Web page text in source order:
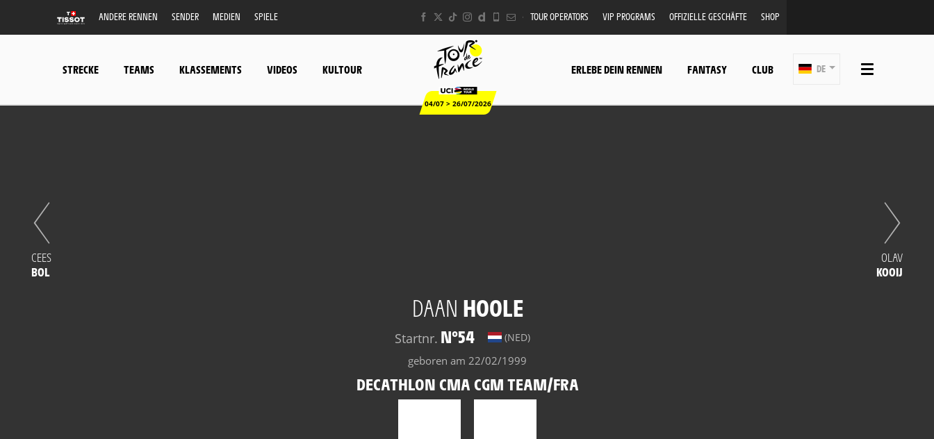
ANDERE RENNEN SENDER MEDIEN SPIELE TOUR OPERATORS VIP PROGRAMS OFFIZIELLE GESCHÄFTE SHOP
STRECKE TEAMS KLASSEMENTS VIDEOS KULTOUR
04/07 > 26/07/2026
ERLEBE DEIN RENNEN FANTASY CLUB DE
DAAN HOOLE
Startnr. N°54 (NED)
geboren am 22/02/1999
DECATHLON CMA CGM TEAM/FRA
CEES
BOL
OLAV
KOOIJ